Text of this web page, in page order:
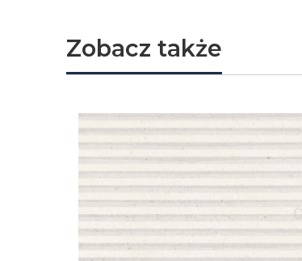
Zobacz także